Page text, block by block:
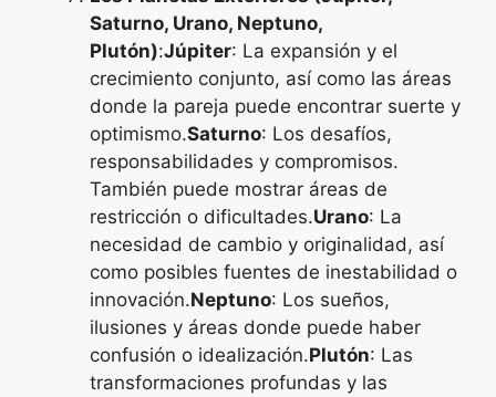
Saturno, Urano, Neptuno,
Plutón):Júpiter: La expansión y el
crecimiento conjunto, así como las áreas
donde la pareja puede encontrar suerte y
optimismo.Saturno: Los desafíos,
responsabilidades y compromisos.
También puede mostrar áreas de
restricción o dificultades.Urano: La
necesidad de cambio y originalidad, así
como posibles fuentes de inestabilidad o
innovación.Neptuno: Los sueños,
ilusiones y áreas donde puede haber
confusión o idealización.Plutón: Las
transformaciones profundas y las